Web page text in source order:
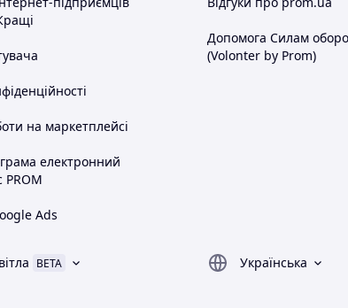
на маркетплейсі
електронний
PROM
Ads
Допомога Силам
(Volonter by Prom)
BETA
Українська